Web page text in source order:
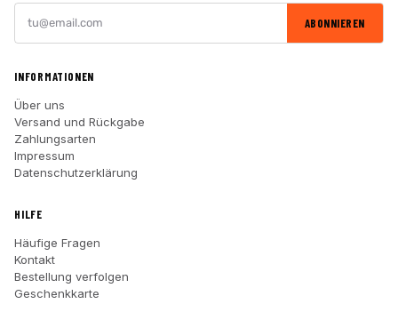
ABONNIEREN
INFORMATIONEN
Über uns
Versand und Rückgabe
Zahlungsarten
Impressum
Datenschutzerklärung
HILFE
Häufige Fragen
Kontakt
Bestellung verfolgen
Geschenkkarte